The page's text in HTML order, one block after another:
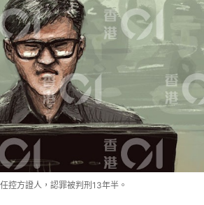
控方證人，認罪被判刑13年半。